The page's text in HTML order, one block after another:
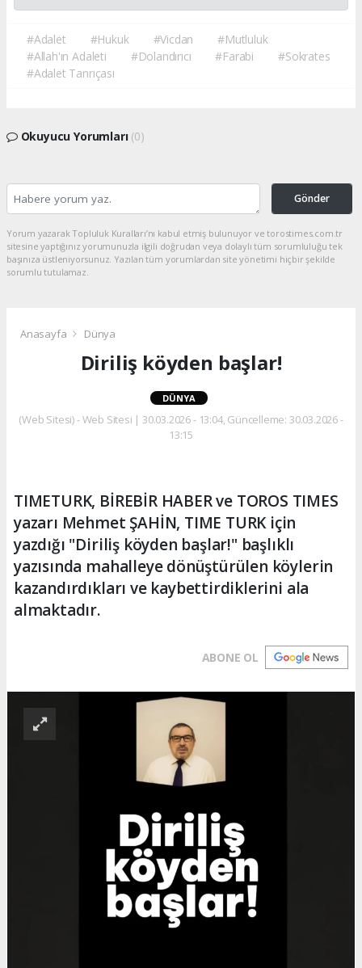
#Adalet #Hukuk #Vicdan
#Mutluluk
#Allah'ın Adaleti
#Dolandırıcı #Farabi
#Sokrates
#Adalet Tanrıçası
Okuyucu Yorumları (0)
Gönder
Yorum yazarak Topluluk Kuralları’nı kabul etmiş bulunuyor ve torostimes.com.tr
sitesine yaptığınız yorumunuzla ilgili doğrudan veya dolaylı tüm sorumluluğu tek
başınıza üstleniyorsunuz. Yazılan tüm yorumlardan site yönetimi hiçbir şekilde
sorumlu tutulamaz.
Anasayfa Dünya
Diriliş köyden başlar!
DÜNYA
(Web Sitesi) - Web Sitesi | 30.03.2026 - 13:04, Güncelleme: 30.03.2026 -
13:15
TIMETURK, BİREBİR HABER ve TOROS TIMES
yazarı Mehmet ŞAHİN, TIME TURK için
yazdığı "Diriliş köyden başlar!" başlıklı
yazısında mahalleye dönüştürülen köylerin
kazandırdıkları ve kaybettirdiklerini ala
almaktadır.
ABONE OL